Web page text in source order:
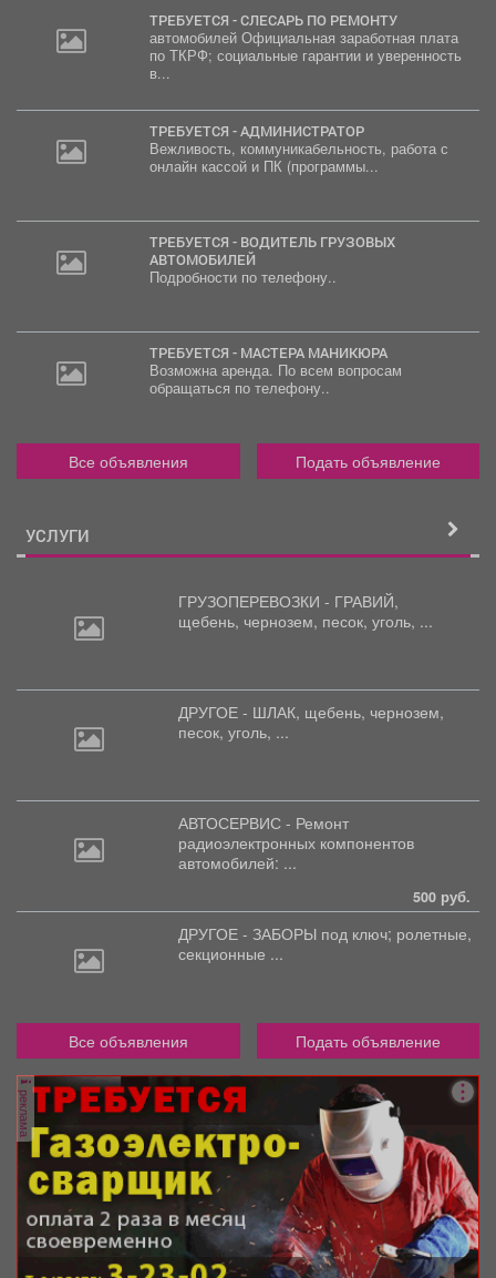
ТРЕБУЕТСЯ - СЛЕСАРЬ ПО РЕМОНТУ
автомобилей Официальная заработная плата
по ТКРФ; социальные гарантии и уверенность
в...
ТРЕБУЕТСЯ - АДМИНИСТРАТОР
Вежливость, коммуникабельность, работа с
онлайн кассой и ПК (программы...
ТРЕБУЕТСЯ - ВОДИТЕЛЬ ГРУЗОВЫХ
АВТОМОБИЛЕЙ
Подробности по телефону..
ТРЕБУЕТСЯ - МАСТЕРА МАНИКЮРА
Возможна аренда. По всем вопросам
обращаться по телефону..
Все объявления Подать объявление
УСЛУГИ
ГРУЗОПЕРЕВОЗКИ - ГРАВИЙ,
щебень, чернозем, песок, уголь, ...
ДРУГОЕ - ШЛАК, щебень, чернозем,
песок, уголь, ...
АВТОСЕРВИС - Ремонт
радиоэлектронных компонентов
автомобилей: ...
500 руб.
ДРУГОЕ - ЗАБОРЫ под ключ; ролетные,
секционные ...
Все объявления Подать объявление
реклама